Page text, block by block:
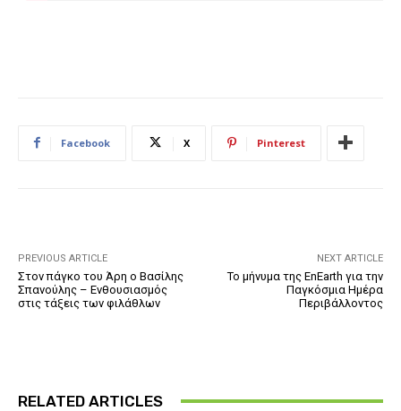
Facebook X Pinterest
PREVIOUS ARTICLE
Στον πάγκο του Άρη ο Βασίλης
Σπανούλης – Ενθουσιασμός
στις τάξεις των φιλάθλων
NEXT ARTICLE
Το μήνυμα της EnEarth για την
Παγκόσμια Ημέρα
Περιβάλλοντος
RELATED ARTICLES